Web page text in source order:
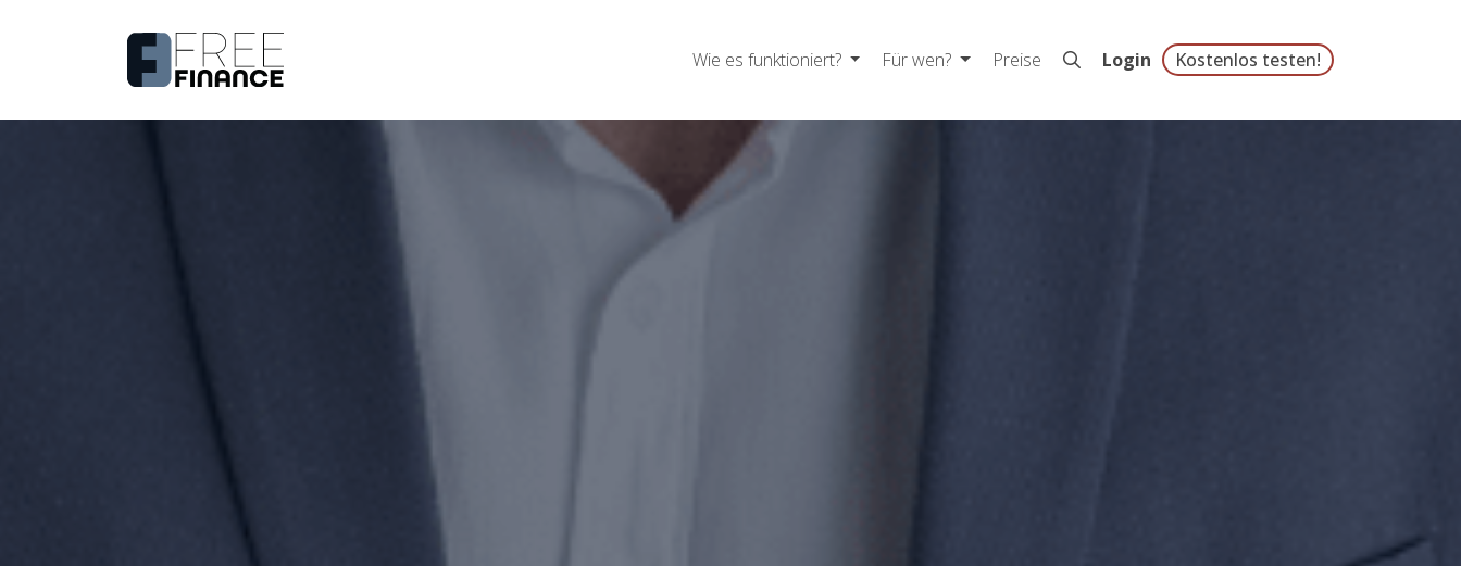
Wie es funktioniert? Für wen? Preise Login Kostenlos testen!